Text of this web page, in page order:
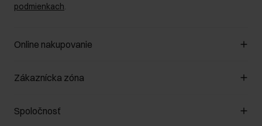
podmienkach.
Online nakupovanie
Spravovať súbory cookie
Spôsob platby
Zákaznícka zóna
Zákazníky klub
Pravidlá propagácie
Spoločnosť